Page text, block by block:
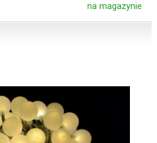
na magazynie